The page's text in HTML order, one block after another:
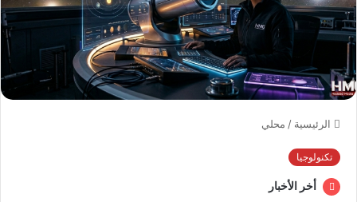
الرئيسية / محلي
تكنولوجيا
أخر الأخبار